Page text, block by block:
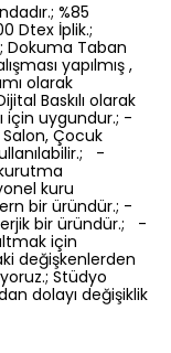
%85
Dtex İplik.;
Dokuma Taban
yapılmış ,
olarak
Baskılı olarak
için uygundur.; -
Çocuk
-
kurutma
kuru
bir üründür.; -
bir üründür.; -
için
değişkenlerden
Stüdyo
dolayı değişiklik